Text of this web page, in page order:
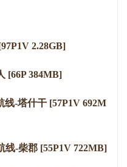
2.28GB]
[66P 384MB]
线-塔什干 [57P1V 692M
线-柴郡 [55P1V 722MB]